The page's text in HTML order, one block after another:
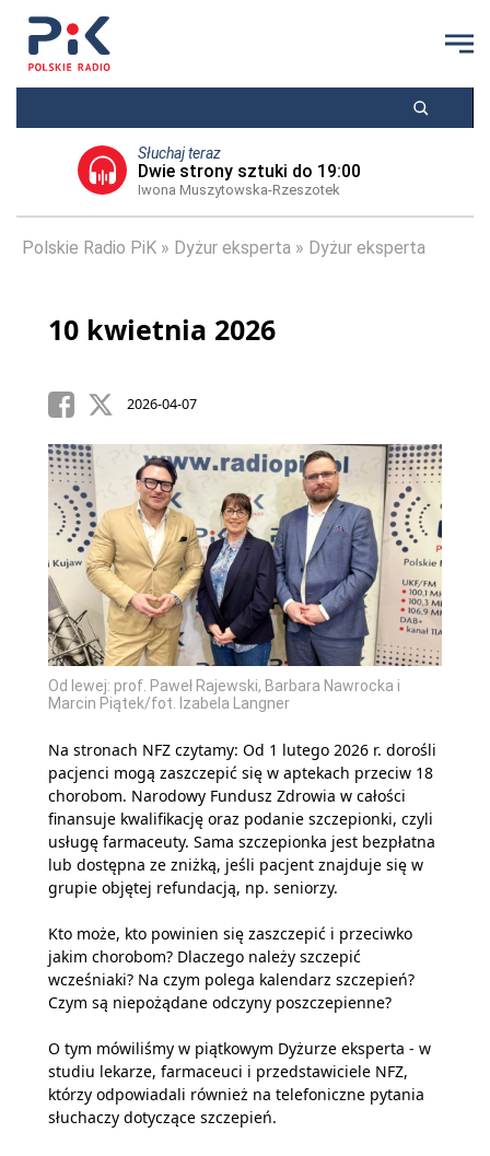
Słuchaj teraz
Dwie strony sztuki do 19:00
Iwona Muszytowska-Rzeszotek
Polskie Radio PiK Dyżur eksperta Dyżur eksperta
10 kwietnia 2026
2026-04-07
Od lewej: prof. Paweł Rajewski, Barbara Nawrocka i
Marcin Piątek/fot. Izabela Langner
Na stronach NFZ czytamy: Od 1 lutego 2026 r. dorośli
pacjenci mogą zaszczepić się w aptekach przeciw 18
chorobom. Narodowy Fundusz Zdrowia w całości
finansuje kwalifikację oraz podanie szczepionki, czyli
usługę farmaceuty. Sama szczepionka jest bezpłatna
lub dostępna ze zniżką, jeśli pacjent znajduje się w
grupie objętej refundacją, np. seniorzy.
Kto może, kto powinien się zaszczepić i przeciwko
jakim chorobom? Dlaczego należy szczepić
wcześniaki? Na czym polega kalendarz szczepień?
Czym są niepożądane odczyny poszczepienne?
O tym mówiliśmy w piątkowym Dyżurze eksperta - w
studiu lekarze, farmaceuci i przedstawiciele NFZ,
którzy odpowiadali również na telefoniczne pytania
słuchaczy dotyczące szczepień.